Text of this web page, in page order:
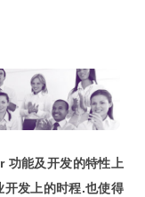
功能及开发的特性上
开发上的时程.也使得